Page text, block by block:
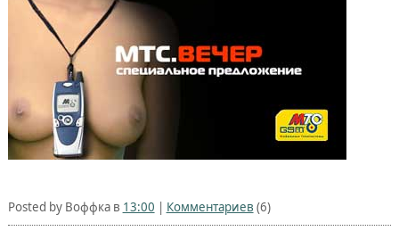
Posted by Воффка в 13:00 | Комментариев (6)